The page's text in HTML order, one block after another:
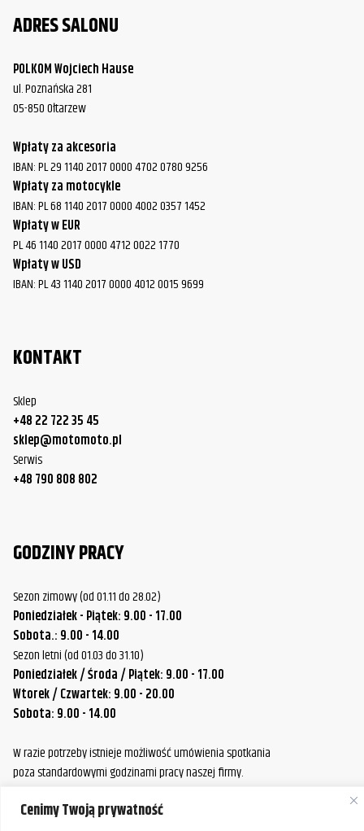
Cenimy Twoją prywatność
ADRES SALONU
POLKOM Wojciech Hause
ul. Poznańska 281
05-850 Ołtarzew
Wpłaty za akcesoria
IBAN: PL 29 1140 2017 0000 4702 0780 9256
Wpłaty za motocykle
IBAN: PL 68 1140 2017 0000 4002 0357 1452
Wpłaty w EUR
PL 46 1140 2017 0000 4712 0022 1770
Wpłaty w USD
IBAN: PL 43 1140 2017 0000 4012 0015 9699
KONTAKT
Sklep
+48 22 722 35 45
sklep@motomoto.pl
Serwis
+48 790 808 802
GODZINY PRACY
Sezon zimowy (od 01.11 do 28.02)
Poniedziałek - Piątek: 9.00 - 17.00
Sobota.: 9.00 - 14.00
Sezon letni (od 01.03 do 31.10)
Poniedziałek / Środa / Piątek: 9.00 - 17.00
Wtorek / Czwartek: 9.00 - 20.00
Sobota: 9.00 - 14.00
W razie potrzeby istnieje możliwość umówienia spotkania
poza standardowymi godzinami pracy naszej firmy.